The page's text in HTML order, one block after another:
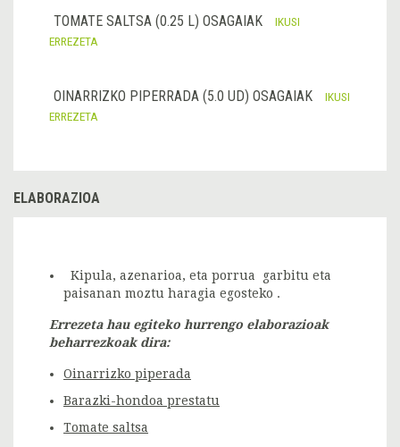
TOMATE SALTSA (0.25 L) OSAGAIAK
IKUSI
ERREZETA
OINARRIZKO PIPERRADA (5.0 UD) OSAGAIAK
IKUSI
ERREZETA
ELABORAZIOA
Kipula, azenarioa, eta porrua garbitu eta
paisanan moztu haragia egosteko .
Errezeta hau egiteko hurrengo elaborazioak
beharrezkoak dira:
Oinarrizko piperada
Barazki-hondoa prestatu
Tomate saltsa